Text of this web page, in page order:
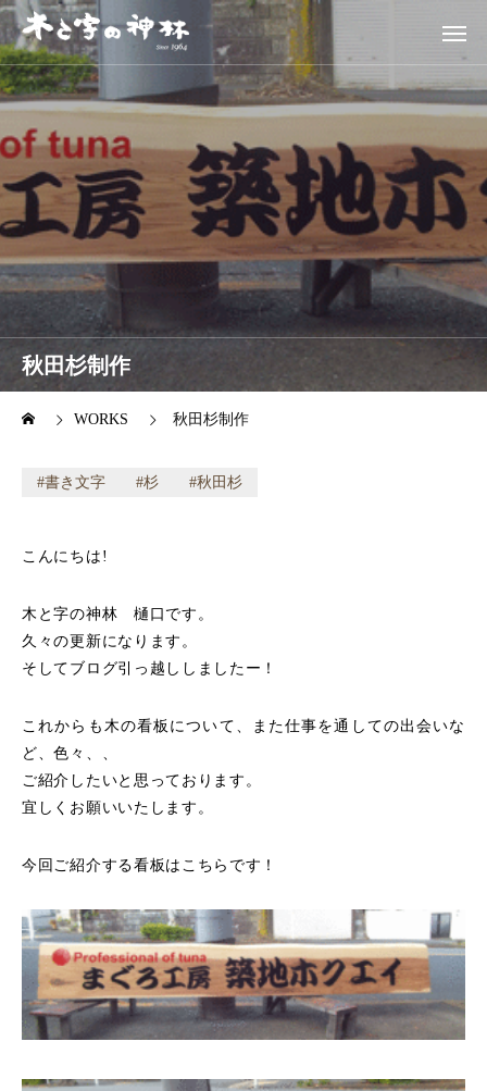
秋田杉制作
WORKS 秋田杉制作
書き文字 杉 秋田杉
こんにちは!
木と字の神林 樋口です。
久々の更新になります。
そしてブログ引っ越ししましたー！
これからも木の看板について、また仕事を通しての出会いな
ど、色々、、
ご紹介したいと思っております。
宜しくお願いいたします。
今回ご紹介する看板はこちらです！